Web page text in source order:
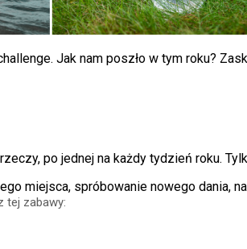
Jak nam poszło w tym roku?
po jednej na każdy tydzień roku.
miejsca, spróbowanie nowego dania,
tej zabawy: